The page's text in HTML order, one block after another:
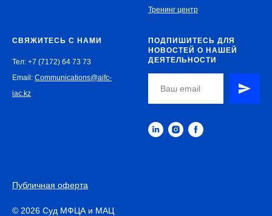
Тренинг центр
СВЯЖИТЕСЬ С НАМИ
Тел: +7 (7172) 64 73 73
Email: Communications@aifc-
iac.kz
ПОДПИШИТЕСЬ ДЛЯ
НОВОСТЕЙ О НАШЕЙ
ДЕЯТЕЛЬНОСТИ
Публичная оферта
© 2026 Суд МФЦА и МАЦ